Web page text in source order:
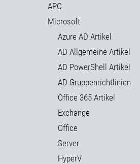
APC
Microsoft
Azure AD Artikel
AD Allgemeine Artikel
AD PowerShell Artikel
AD Gruppenrichtlinien
Office 365 Artikel
Exchange
Office
Server
HyperV